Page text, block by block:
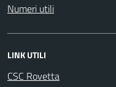
Numeri utili
LINK UTILI
CSC Rovetta